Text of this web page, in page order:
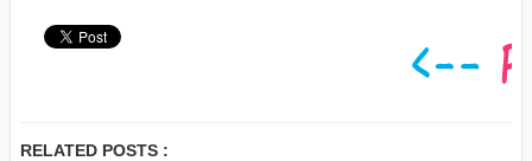
RELATED POSTS :